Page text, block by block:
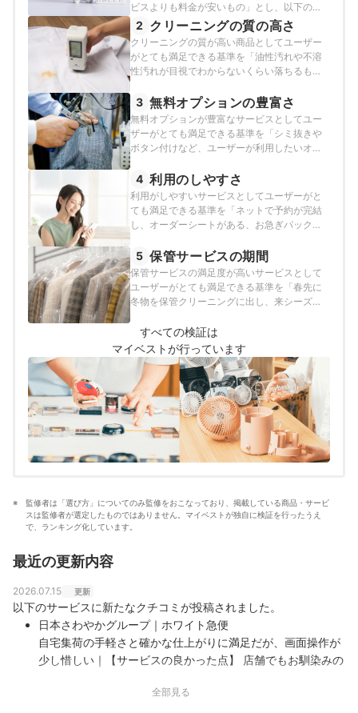
ビスよりも料金が安いもの」とし、以下の方
法で各商品の検証を行いました。なお、デフ
ォルトで表示される「おすすめ順」のランキ
ングは、10点パックの料金の安さで作成して
います。2026年3月4日時点の情報をもとに検
証を行なっています。
2 クリーニングの質の高さ
クリーニングの質が高い商品としてユーザー
がとても満足できる基準を「油性汚れや不溶
性汚れが目視でわからないくらい落ちるも
ました。2025年1月8日時点の情報をもとに検
証を行なっています。
3 無料オプションの豊富さ
無料オプションが豊富なサービスとしてユー
ザーがとても満足できる基準を「シミ抜きや
ボタン付けなど、ユーザーが利用したいオプ
で各商品の検証を行いました。2026年2月25
日時点の情報をもとに検証を行なっていま
す。
4 利用のしやすさ
利用がしやすいサービスとしてユーザーがと
ても満足できる基準を「ネットで予約が完結
し、オーダーシートがある、お急ぎパックと
り保証があるもの」とし、以下の方法で各商
品の検証を行いました。2026年2月25日時点
の情報をもとに検証を行なっています。
5 保管サービスの期間
保管サービスの満足度が高いサービスとして
ユーザーがとても満足できる基準を「春先に
冬物を保管クリーニングに出し、来シーズン
の方法で各商品の検証を行いました。2026年
3月26日時点の情報をもとに検証を行なってい
ます。
すべての検証は
マイベストが行っています
監修者は「選び方」についてのみ監修をおこなっており、掲載している商品・サービ
スは監修者が選定したものではありません。マイベストが独自に検証を行ったうえ
で、ランキング化しています。
最近の更新内容
2026.07.15 更新
以下のサービスに新たなクチコミが投稿されました。
日本さわやかグループ｜ホワイト急便
自宅集荷の手軽さと確かな仕上がりに満足だが、画面操作が
少し惜しい｜【サービスの良かった点】 店舗でもお馴染みの
に来てもらえる手軽さが非常に良かったです。普段仕事が忙
全部見る